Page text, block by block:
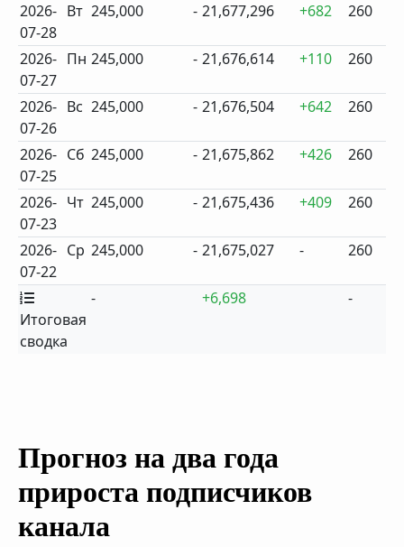
2026-
07-28
Вт 245,000 - 21,677,296 +682 260
2026-
07-27
Пн 245,000 - 21,676,614 +110 260
2026-
07-26
Вс 245,000 - 21,676,504 +642 260
2026-
07-25
Сб 245,000 - 21,675,862 +426 260
2026-
07-23
Чт 245,000 - 21,675,436 +409 260
2026-
07-22
Ср 245,000 - 21,675,027 - 260
Итоговая
сводка
- +6,698 -
Прогноз на два года
прироста подписчиков
канала